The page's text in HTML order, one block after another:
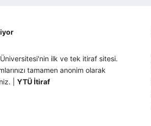
Üniversitesi'nin ilk ve tek itiraf sitesi.
tamamen anonim olarak
| YTÜ İtiraf